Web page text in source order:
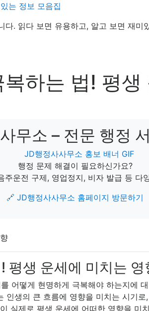
는 정보 모음집
. 읽다 보면 유용하고, 알고 보면 재미
하는 법! 평생
무소 – 전문 행정
행정 문제 해결이 필요하신가요?
주운전 구제, 영업정지, 비자 발급 등 다
🔗 JD행정사사무소 홈페이지 방문하기
평생 운세에 미치는 영
어떻게 현명하게 극복해야 하는지에
생의 큰 흐름에 영향을 미치는 시기
실제로 평생 운세에 어떠한 영향을 미